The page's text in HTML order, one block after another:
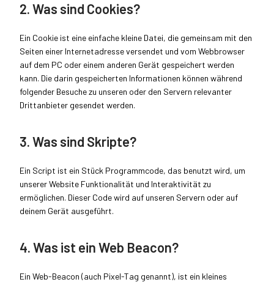
2. Was sind Cookies?
Ein Cookie ist eine einfache kleine Datei, die gemeinsam mit den
Seiten einer Internetadresse versendet und vom Webbrowser
auf dem PC oder einem anderen Gerät gespeichert werden
kann. Die darin gespeicherten Informationen können während
folgender Besuche zu unseren oder den Servern relevanter
Drittanbieter gesendet werden.
3. Was sind Skripte?
Ein Script ist ein Stück Programmcode, das benutzt wird, um
unserer Website Funktionalität und Interaktivität zu
ermöglichen. Dieser Code wird auf unseren Servern oder auf
deinem Gerät ausgeführt.
4. Was ist ein Web Beacon?
Ein Web-Beacon (auch Pixel-Tag genannt), ist ein kleines